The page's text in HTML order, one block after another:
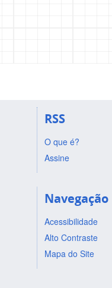
RSS
O que é?
Assine
Navegação
Acessibilidade
Alto Contraste
Mapa do Site